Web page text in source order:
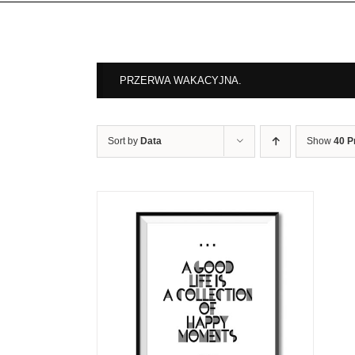
PRZERWA WAKACYJNA.
Sort by Data Show 40